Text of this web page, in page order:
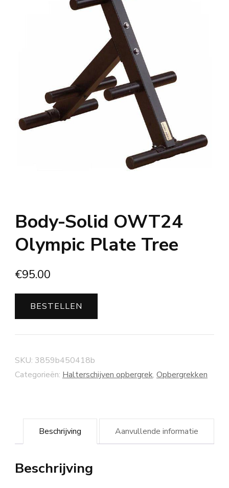
Body-Solid OWT24
Olympic Plate Tree
€95.00
BESTELLEN
SKU: 3859b450418b
Categorieën: Halterschijven opbergrek, Opbergrekken
Beschrijving Aanvullende informatie
Beschrijving